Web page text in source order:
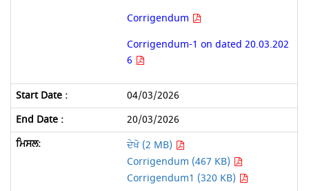
Corrigendum
Corrigendum-1 on dated 20.03.202
6
04/03/2026
20/03/2026
ਦੇਖੋ (2 MB)
Corrigendum (467 KB)
Corrigendum1 (320 KB)